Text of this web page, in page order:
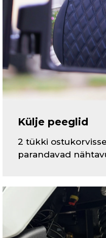
Külje peeglid
2 tükki
parandavad